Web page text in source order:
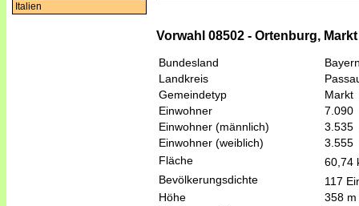
Italien
Vorwahl 08502 - Ortenburg,
Bundesland
Landkreis
Gemeindetyp
Markt
Einwohner
7.090
Einwohner (männlich)
3.535
Einwohner (weiblich)
3.555
Fläche
60,74
Bevölkerungsdichte
117
Höhe
358 m